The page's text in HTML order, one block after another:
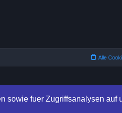
sowie fuer Zugriffsanalysen auf
Alle